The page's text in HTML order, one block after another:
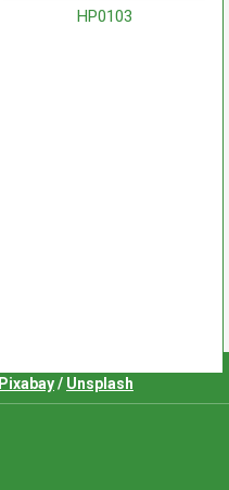
HP0103
Pixabay/ Unsplash